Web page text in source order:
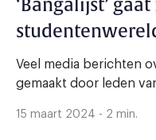
‘Bangalijst’
Veel media berichten
gemaakt door leden
15 maart 2024 - 2 min.